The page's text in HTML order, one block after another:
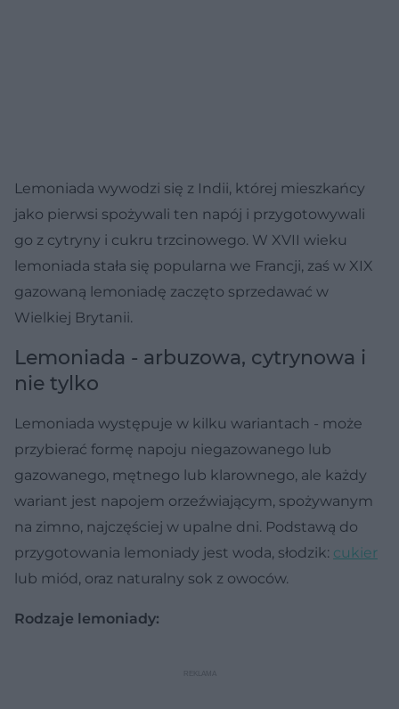
Lemoniada wywodzi się z Indii, której mieszkańcy
jako pierwsi spożywali ten napój i przygotowywali
go z cytryny i cukru trzcinowego. W XVII wieku
lemoniada stała się popularna we Francji, zaś w XIX
gazowaną lemoniadę zaczęto sprzedawać w
Wielkiej Brytanii.
Lemoniada - arbuzowa, cytrynowa i
nie tylko
Lemoniada występuje w kilku wariantach - może
przybierać formę napoju niegazowanego lub
gazowanego, mętnego lub klarownego, ale każdy
wariant jest napojem orzeźwiającym, spożywanym
na zimno, najczęściej w upalne dni. Podstawą do
przygotowania lemoniady jest woda, słodzik: cukier
lub miód, oraz naturalny sok z owoców.
Rodzaje lemoniady: